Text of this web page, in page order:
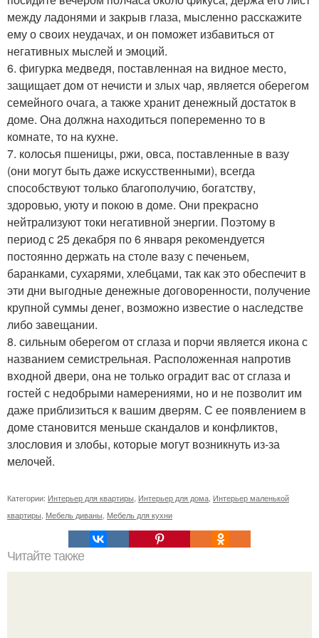
между ладонями и закрыв глаза, мысленно расскажите
ему о своих неудачах, и он поможет избавиться от
негативных мыслей и эмоций.
6. фигурка медведя, поставленная на видное место,
защищает дом от нечисти и злых чар, является оберегом
семейного очага, а также хранит денежный достаток в
доме. Она должна находиться попеременно то в
комнате, то на кухне.
7. колосья пшеницы, ржи, овса, поставленные в вазу
(они могут быть даже искусственными), всегда
способствуют только благополучию, богатству,
здоровью, уюту и покою в доме. Они прекрасно
нейтрализуют токи негативной энергии. Поэтому в
период с 25 декабря по 6 января рекомендуется
постоянно держать на столе вазу с печеньем,
баранками, сухарями, хлебцами, так как это обеспечит в
эти дни выгодные денежные договоренности, получение
крупной суммы денег, возможно известие о наследстве
либо завещании.
8. сильным оберегом от сглаза и порчи является икона с
названием семистрельная. Расположенная напротив
входной двери, она не только оградит вас от сглаза и
гостей с недобрыми намерениями, но и не позволит им
даже приблизиться к вашим дверям. С ее появлением в
доме становится меньше скандалов и конфликтов,
злословия и злобы, которые могут возникнуть из-за
мелочей.
Категории: Интерьер для квартиры, Интерьер для дома, Интерьер маленькой
квартиры, Мебель диваны, Мебель для кухни
Читайте также